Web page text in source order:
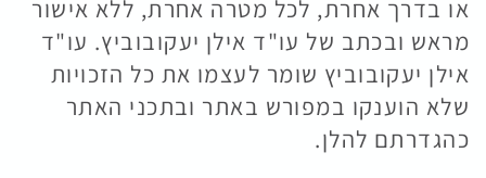
או בדרך אחרת, לכל מטרה אחרת, ללא אישור
מראש ובכתב של עו"ד אילן יעקובוביץ. עו"ד
אילן יעקובוביץ שומר לעצמו את כל הזכויות
שלא הוענקו במפורש באתר ובתכני האתר
כהגדרתם להלן.